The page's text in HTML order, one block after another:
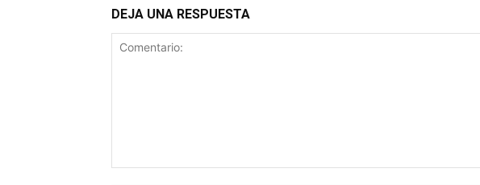
DEJA UNA RESPUESTA